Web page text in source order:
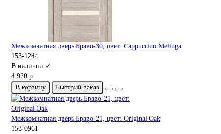
Межкомнатная дверь Браво-30, цвет: Cappuccino Melinga
153-1244
В наличии ✓
4 920 р
В корзину
Быстрый заказ
Межкомнатная дверь Браво-21, цвет: Original Oak
153-0961